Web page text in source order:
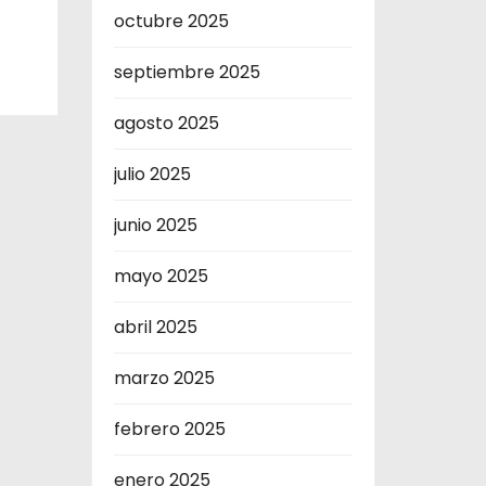
octubre 2025
septiembre 2025
agosto 2025
julio 2025
junio 2025
mayo 2025
abril 2025
marzo 2025
febrero 2025
enero 2025